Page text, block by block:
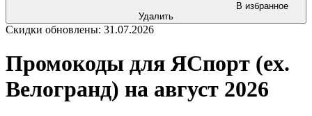
В избранное
Удалить
Скидки обновлены: 31.07.2026
Промокоды для ЯСпорт (ex.
Велогранд) на август 2026